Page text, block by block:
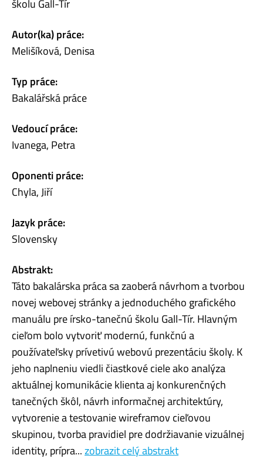
školu Gall-Tír
Autor(ka) práce:
Melišíková, Denisa
Typ práce:
Bakalářská práce
Vedoucí práce:
Ivanega, Petra
Oponenti práce:
Chyla, Jiří
Jazyk práce:
Slovensky
Abstrakt:
Táto bakalárska práca sa zaoberá návrhom a tvorbou
novej webovej stránky a jednoduchého grafického
manuálu pre írsko-tanečnú školu Gall-Tír. Hlavným
cieľom bolo vytvoriť modernú, funkčnú a
používateľsky prívetivú webovú prezentáciu školy. K
jeho naplneniu viedli čiastkové ciele ako analýza
aktuálnej komunikácie klienta aj konkurenčných
tanečných škôl, návrh informačnej architektúry,
vytvorenie a testovanie wireframov cieľovou
skupinou, tvorba pravidiel pre dodržiavanie vizuálnej
identity, prípra...zobrazit celý abstrakt